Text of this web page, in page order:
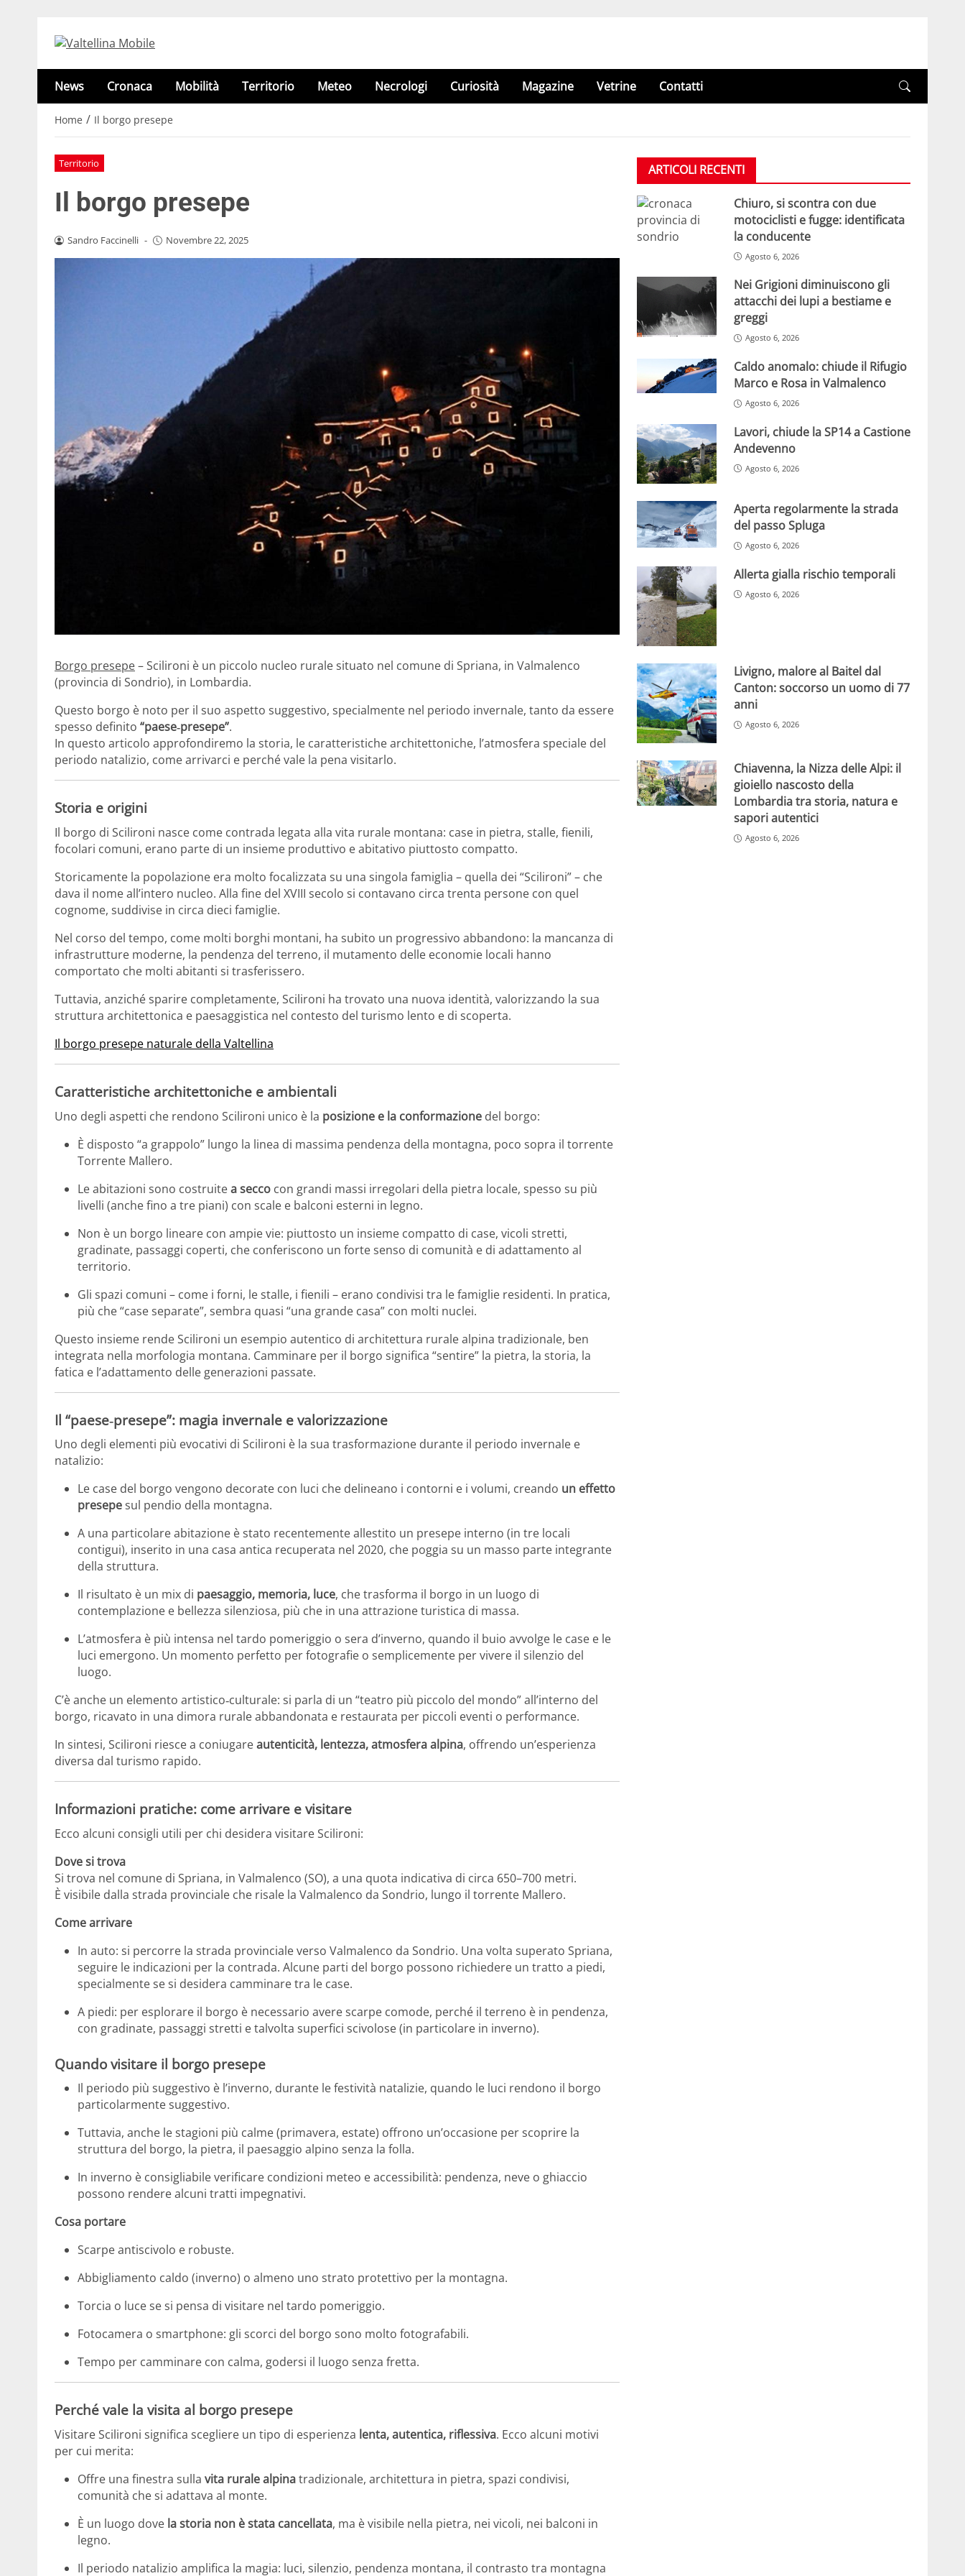
News Cronaca Mobilità Territorio Meteo Necrologi Curiosità Magazine Vetrine Contatti
Home / Il borgo presepe
Territorio
Il borgo presepe
Sandro Faccinelli - Novembre 22, 2025
Borgo presepe– Scilironi è un piccolo nucleo rurale situato nel comune di Spriana, in Valmalenco
(provincia di Sondrio), in Lombardia.
Questo borgo è noto per il suo aspetto suggestivo, specialmente nel periodo invernale, tanto da essere
spesso definito “paese‑presepe”.
In questo articolo approfondiremo la storia, le caratteristiche architettoniche, l’atmosfera speciale del
periodo natalizio, come arrivarci e perché vale la pena visitarlo.
Storia e origini
Il borgo di Scilironi nasce come contrada legata alla vita rurale montana: case in pietra, stalle, fienili,
focolari comuni, erano parte di un insieme produttivo e abitativo piuttosto compatto.
Storicamente la popolazione era molto focalizzata su una singola famiglia – quella dei “Scilironi” – che
dava il nome all’intero nucleo. Alla fine del XVIII secolo si contavano circa trenta persone con quel
cognome, suddivise in circa dieci famiglie.
Nel corso del tempo, come molti borghi montani, ha subito un progressivo abbandono: la mancanza di
infrastrutture moderne, la pendenza del terreno, il mutamento delle economie locali hanno
comportato che molti abitanti si trasferissero.
Tuttavia, anziché sparire completamente, Scilironi ha trovato una nuova identità, valorizzando la sua
struttura architettonica e paesaggistica nel contesto del turismo lento e di scoperta.
Il borgo presepe naturale della Valtellina
Caratteristiche architettoniche e ambientali
Uno degli aspetti che rendono Scilironi unico è la posizione e la conformazione del borgo:
È disposto “a grappolo” lungo la linea di massima pendenza della montagna, poco sopra il torrente
Torrente Mallero.
Le abitazioni sono costruitea secco con grandi massi irregolari della pietra locale, spesso su più
livelli (anche fino a tre piani) con scale e balconi esterni in legno.
Non è un borgo lineare con ampie vie: piuttosto un insieme compatto di case, vicoli stretti,
gradinate, passaggi coperti, che conferiscono un forte senso di comunità e di adattamento al
territorio.
Gli spazi comuni – come i forni, le stalle, i fienili – erano condivisi tra le famiglie residenti. In pratica,
più che “case separate”, sembra quasi “una grande casa” con molti nuclei.
Questo insieme rende Scilironi un esempio autentico di architettura rurale alpina tradizionale, ben
integrata nella morfologia montana. Camminare per il borgo significa “sentire” la pietra, la storia, la
fatica e l’adattamento delle generazioni passate.
Il “paese‑presepe”: magia invernale e valorizzazione
Uno degli elementi più evocativi di Scilironi è la sua trasformazione durante il periodo invernale e
natalizio:
Le case del borgo vengono decorate con luci che delineano i contorni e i volumi, creando un effetto
presepesul pendio della montagna.
A una particolare abitazione è stato recentemente allestito un presepe interno (in tre locali
contigui), inserito in una casa antica recuperata nel 2020, che poggia su un masso parte integrante
della struttura.
Il risultato è un mix di paesaggio, memoria, luce, che trasforma il borgo in un luogo di
contemplazione e bellezza silenziosa, più che in una attrazione turistica di massa.
L’atmosfera è più intensa nel tardo pomeriggio o sera d’inverno, quando il buio avvolge le case e le
luci emergono. Un momento perfetto per fotografie o semplicemente per vivere il silenzio del
luogo.
C’è anche un elemento artistico‑culturale: si parla di un “teatro più piccolo del mondo” all’interno del
borgo, ricavato in una dimora rurale abbandonata e restaurata per piccoli eventi o performance.
In sintesi, Scilironi riesce a coniugareautenticità, lentezza, atmosfera alpina, offrendo un’esperienza
diversa dal turismo rapido.
Informazioni pratiche: come arrivare e visitare
Ecco alcuni consigli utili per chi desidera visitare Scilironi:
Dove si trova
Si trova nel comune di Spriana, in Valmalenco (SO), a una quota indicativa di circa 650–700 metri.
È visibile dalla strada provinciale che risale la Valmalenco da Sondrio, lungo il torrente Mallero.
Come arrivare
In auto: si percorre la strada provinciale verso Valmalenco da Sondrio. Una volta superato Spriana,
seguire le indicazioni per la contrada. Alcune parti del borgo possono richiedere un tratto a piedi,
specialmente se si desidera camminare tra le case.
A piedi: per esplorare il borgo è necessario avere scarpe comode, perché il terreno è in pendenza,
con gradinate, passaggi stretti e talvolta superfici scivolose (in particolare in inverno).
Quando visitare il borgo presepe
Il periodo più suggestivo è l’inverno, durante le festività natalizie, quando le luci rendono il borgo
particolarmente suggestivo.
Tuttavia, anche le stagioni più calme (primavera, estate) offrono un’occasione per scoprire la
struttura del borgo, la pietra, il paesaggio alpino senza la folla.
In inverno è consigliabile verificare condizioni meteo e accessibilità: pendenza, neve o ghiaccio
possono rendere alcuni tratti impegnativi.
Cosa portare
Scarpe antiscivolo e robuste.
Abbigliamento caldo (inverno) o almeno uno strato protettivo per la montagna.
Torcia o luce se si pensa di visitare nel tardo pomeriggio.
Fotocamera o smartphone: gli scorci del borgo sono molto fotografabili.
Tempo per camminare con calma, godersi il luogo senza fretta.
Perché vale la visita al borgo presepe
Visitare Scilironi significa scegliere un tipo di esperienza lenta, autentica, riflessiva. Ecco alcuni motivi
per cui merita:
Offre una finestra sulla vita rurale alpinatradizionale, architettura in pietra, spazi condivisi,
comunità che si adattava al monte.
È un luogo dove la storia non è stata cancellata, ma è visibile nella pietra, nei vicoli, nei balconi in
legno.
Il periodo natalizio amplifica la magia: luci, silenzio, pendenza montana, il contrasto tra montagna
ARTICOLI RECENTI
Chiuro, si scontra con due
motociclisti e fugge: identificata
la conducente
Agosto 6, 2026
Nei Grigioni diminuiscono gli
attacchi dei lupi a bestiame e
greggi
Agosto 6, 2026
Caldo anomalo: chiude il Rifugio
Marco e Rosa in Valmalenco
Agosto 6, 2026
Lavori, chiude la SP14 a Castione
Andevenno
Agosto 6, 2026
Aperta regolarmente la strada
del passo Spluga
Agosto 6, 2026
Allerta gialla rischio temporali
Agosto 6, 2026
Livigno, malore al Baitel dal
Canton: soccorso un uomo di 77
anni
Agosto 6, 2026
Chiavenna, la Nizza delle Alpi: il
gioiello nascosto della
Lombardia tra storia, natura e
sapori autentici
Agosto 6, 2026